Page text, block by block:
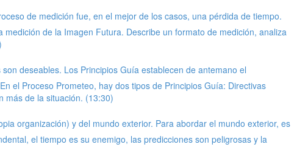
de medición fue, en el mejor de los casos, una pérdida de tiempo.
de la Imagen Futura. Describe un formato de medición, analiza
deseables. Los Principios Guía establecen de antemano el
el Proceso Prometeo, hay dos tipos de Principios Guía: Directivas
más de la situación. (13:30)
organización) y del mundo exterior. Para abordar el mundo exterior, es
el tiempo es su enemigo, las predicciones son peligrosas y la